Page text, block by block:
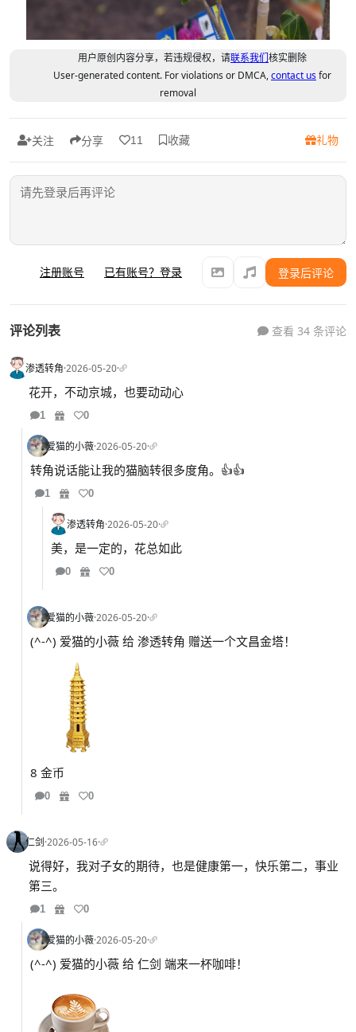
用户原创内容分享，若违规侵权，请联系我们核实删除
User-generated content. For violations or DMCA,contact usfor
removal
关注 分享 11 收藏 礼物
注册账号 已有账号？登录 登录后评论
评论列表 查看 34 条评论
渗透转角·2026-05-20·
花开，不动京城，也要动动心
1 0
爱猫的小薇·2026-05-20·
转角说话能让我的猫脑转很多度角。👍👍
1 0
渗透转角·2026-05-20·
美，是一定的，花总如此
0 0
爱猫的小薇·2026-05-20·
(^-^) 爱猫的小薇 给 渗透转角 赠送一个文昌金塔！
8 金币
0 0
仁剑·2026-05-16·
说得好，我对子女的期待，也是健康第一，快乐第二，事业
第三。
1 0
爱猫的小薇·2026-05-20·
(^-^) 爱猫的小薇 给 仁剑 端来一杯咖啡！